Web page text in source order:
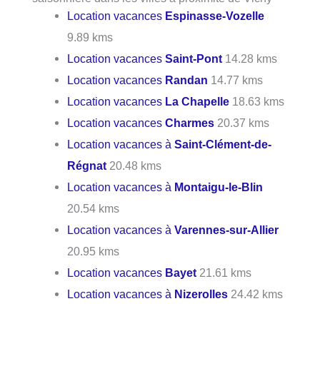
Location vacances Espinasse-Vozelle
9.89 kms
Location vacancesSaint-Pont 14.28 kms
Location vacances Randan 14.77 kms
Location vacances La Chapelle 18.63 kms
Location vacancesCharmes 20.37 kms
Location vacances àSaint-Clément-de-
Régnat 20.48 kms
Location vacances à Montaigu-le-Blin
20.54 kms
Location vacances àVarennes-sur-Allier
20.95 kms
Location vacances Bayet 21.61 kms
Location vacances à Nizerolles 24.42 kms